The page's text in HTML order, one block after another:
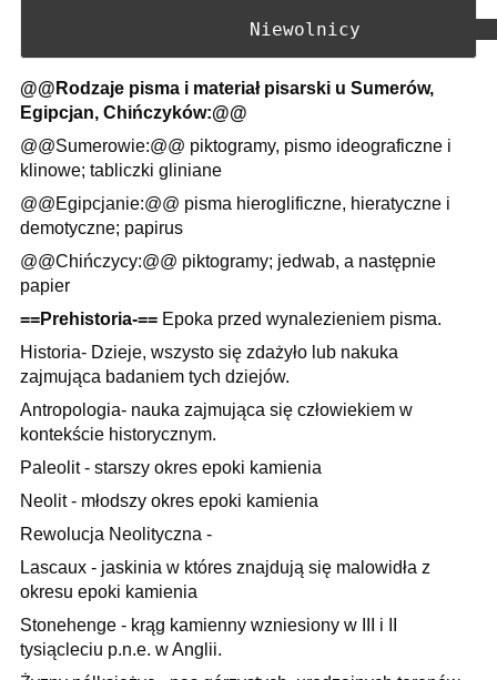
@@Rodzaje pisma i materiał pisarski u Sumerów,
Egipcjan, Chińczyków:@@
@@Sumerowie:@@ piktogramy, pismo ideograficzne i
klinowe; tabliczki gliniane
@@Egipcjanie:@@ pisma hieroglificzne, hieratyczne i
demotyczne; papirus
@@Chińczycy:@@ piktogramy; jedwab, a następnie
papier
==Prehistoria-==Epoka przed wynalezieniem pisma.
Historia- Dzieje, wszysto się zdażyło lub nakuka
zajmująca badaniem tych dziejów.
Antropologia- nauka zajmująca się człowiekiem w
kontekście historycznym.
Paleolit - starszy okres epoki kamienia
Neolit - młodszy okres epoki kamienia
Rewolucja Neolityczna -
Lascaux - jaskinia w któres znajdują się malowidła z
okresu epoki kamienia
Stonehenge - krąg kamienny wzniesiony w III i II
tysiącleciu p.n.e. w Anglii.